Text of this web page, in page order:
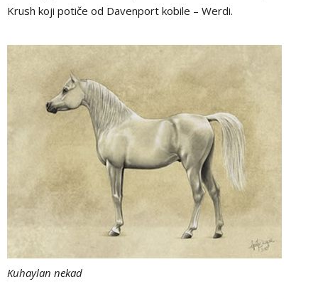
Krush koji potiče od Davenport kobile – Werdi.
Kuhaylan nekad